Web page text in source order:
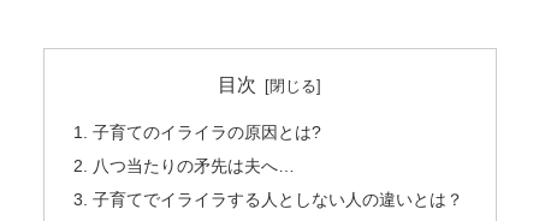
目次
子育てのイライラの原因とは?
八つ当たりの矛先は夫へ…
子育てでイライラする人としない人の違いとは？